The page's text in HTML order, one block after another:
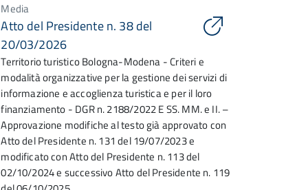
Media
Atto del Presidente n. 38 del
20/03/2026
Territorio turistico Bologna-Modena - Criteri e
modalità organizzative per la gestione dei servizi di
informazione e accoglienza turistica e per il loro
finanziamento - DGR n. 2188/2022 E SS. MM. e II. –
Approvazione modifiche al testo già approvato con
Atto del Presidente n. 131 del 19/07/2023 e
modificato con Atto del Presidente n. 113 del
02/10/2024 e successivo Atto del Presidente n. 119